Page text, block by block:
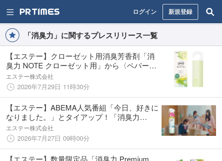
ログイン 新規登録
「消臭力」に関するプレスリリース一覧
【エステー】クローゼット用消臭芳香剤「消
臭力 NOTE クローゼット用」から〈ペパーミ
ント＆ベルガモット〉の香りを新発売
エステー株式会社
2026年7月29日 11時30分
【エステー】ABEMA人気番組「今日、好きに
なりました。」とタイアップ！「消臭力
NOTE 衣類用スプレー」の新WEB CMをスタ
ート
エステー株式会社
2026年7月27日 09時00分
【エステー】数量限定品「消臭力 Premium